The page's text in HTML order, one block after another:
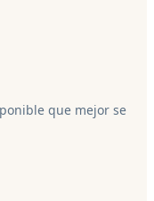
que mejor se